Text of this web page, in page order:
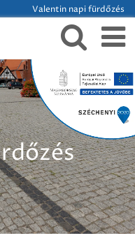
Valentin napi fürdőzés